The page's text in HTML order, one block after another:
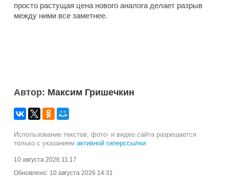
просто растущая цена нового аналога делает разрыв
между ними все заметнее.
Автор: Максим Гришечкин
Использование текстов, фото- и видео сайта разрешается
только с указанием активной гиперссылки
10 августа 2026 11:17
Обновлено: 10 августа 2026 14:31